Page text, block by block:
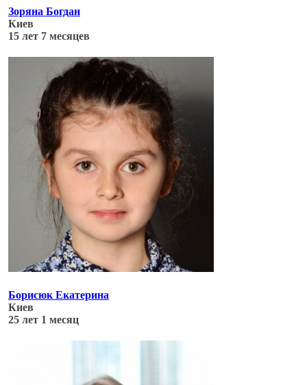
Обновлено: 06.07.17
Зоряна Богдан
Киев
15 лет 7 месяцев
Борисюк Екатерина
Киев
25 лет 1 месяц